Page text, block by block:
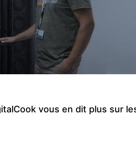
vous en dit plus sur